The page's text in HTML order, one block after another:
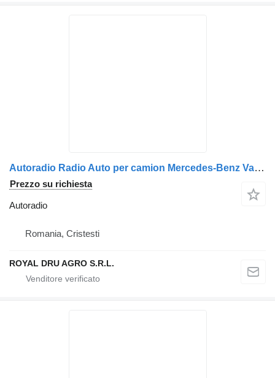
Autoradio Radio Auto per camion Mercedes-Benz Valencia MP34
Prezzo su richiesta
Autoradio
Romania, Cristesti
ROYAL DRU AGRO S.R.L.